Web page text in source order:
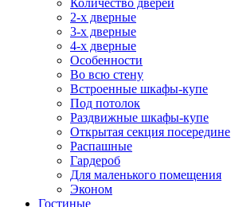
Количество дверей
2-х дверные
3-х дверные
4-х дверные
Особенности
Во всю стену
Встроенные шкафы-купе
Под потолок
Раздвижные шкафы-купе
Открытая секция посередине
Распашные
Гардероб
Для маленького помещения
Эконом
Гостиные